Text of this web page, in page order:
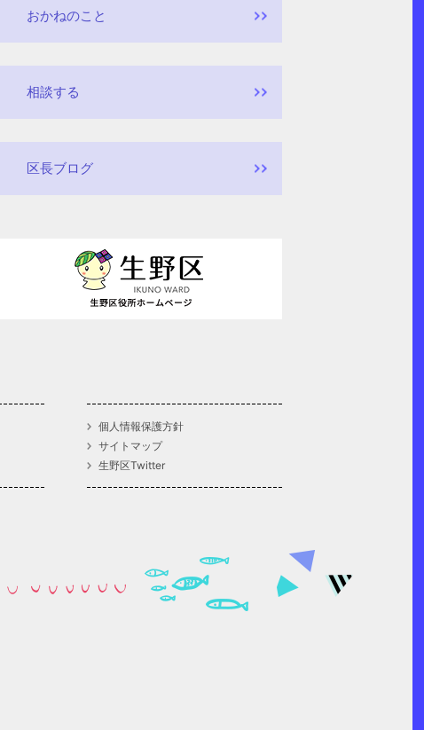
おかねのこと
相談する
区長ブログ
個人情報保護方針
サイトマップ
生野区Twitter